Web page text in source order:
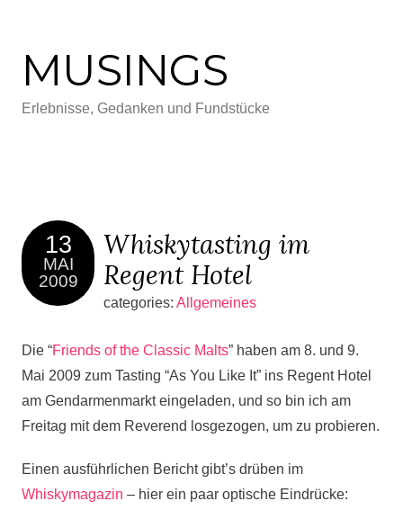
MUSINGS
Erlebnisse, Gedanken und Fundstücke
13
MAI
2009
Whiskytasting im
Regent Hotel
categories: Allgemeines
Die “Friends of the Classic Malts” haben am 8. und 9.
Mai 2009 zum Tasting “As You Like It” ins Regent Hotel
am Gendarmenmarkt eingeladen, und so bin ich am
Freitag mit dem Reverend losgezogen, um zu probieren.
Einen ausführlichen Bericht gibt’s drüben im
Whiskymagazin – hier ein paar optische Eindrücke: